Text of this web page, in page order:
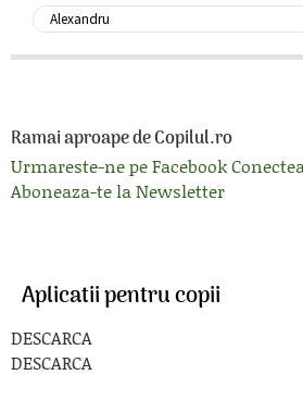
Ramai aproape de Copilul.ro
Urmareste-ne pe Facebook
Aboneaza-te la Newsletter
Aplicatii pentru copii
DESCARCA
DESCARCA